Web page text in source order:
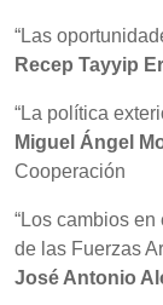
“Las
Recep Tayyip
“La política
Miguel Ángel
Cooperación
“Los cambios
de las Fuerzas
José Antonio